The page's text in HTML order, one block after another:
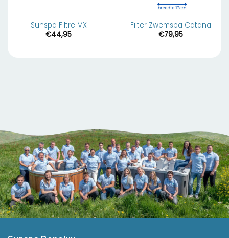
Sunspa Filtre MX
€44,95
Filter Zwemspa Catana
€79,95